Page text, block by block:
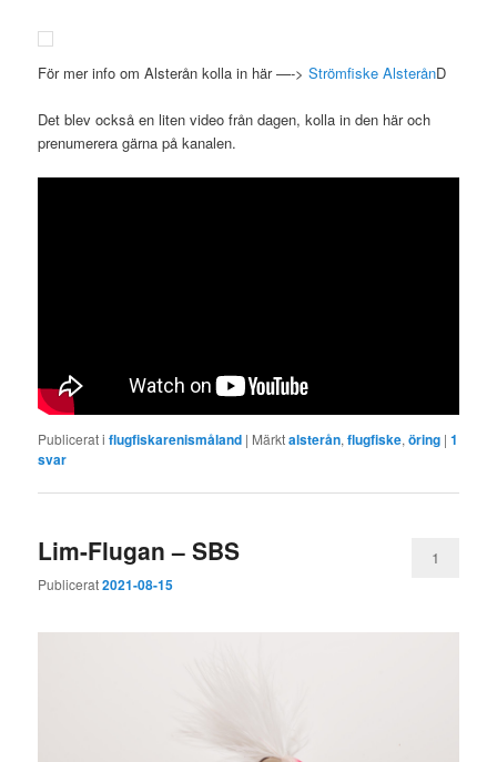
För mer info om Alsterån kolla in här —->Strömfiske AlsterånD
Det blev också en liten video från dagen, kolla in den här och
prenumerera gärna på kanalen.
Publicerat i flugfiskarenismåland | Märktalsterån,flugfiske,öring |1
svar
Lim-Flugan – SBS
Publicerat2021-08-15
1